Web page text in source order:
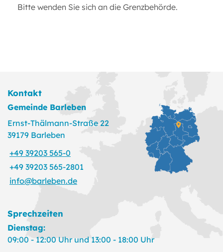
Bitte wenden Sie sich an die Grenzbehörde.
Kontakt
Gemeinde Barleben
Ernst-Thälmann-Straße 22
39179 Barleben
+49 39203 565-0
+49 39203 565-2801
info@barleben.de
Sprechzeiten
Dienstag:
09:00 - 12:00 Uhr und 13:00 - 18:00 Uhr